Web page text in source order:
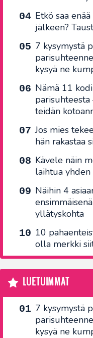
Etkö saa
jälkeen?
7 kysymystä
kysyä ne
Nämä 11
teidän
Jos mies
hän rakastaa
Kävele näin
laihtua
Näihin 4
yllätyskohta
10
olla merkki
LUETUIMMAT
7 kysymystä
kysyä ne